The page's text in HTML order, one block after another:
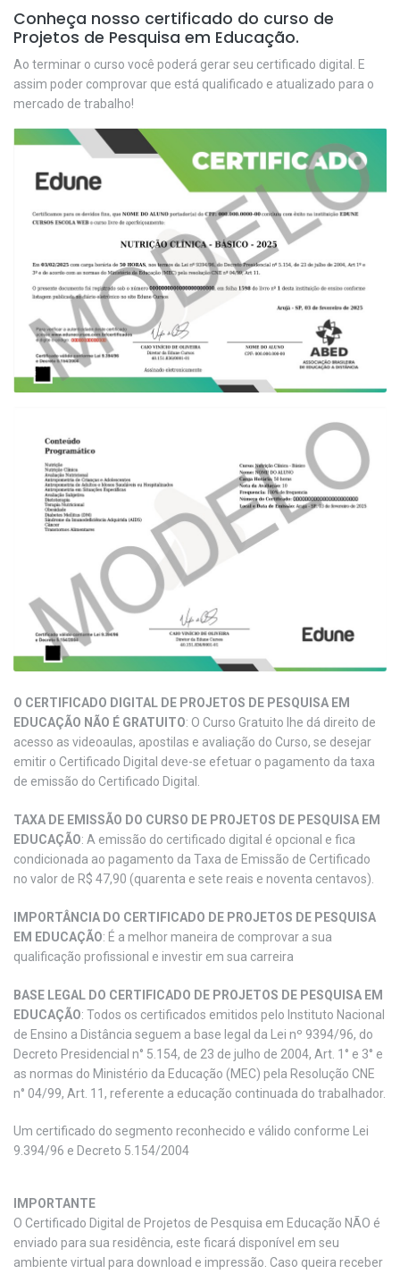
Conheça nosso certificado do curso de
Projetos de Pesquisa em Educação.
Ao terminar o curso você poderá gerar seu certificado digital. E
assim poder comprovar que está qualificado e atualizado para o
mercado de trabalho!
O CERTIFICADO DIGITAL DE PROJETOS DE PESQUISA EM
EDUCAÇÃO NÃO É GRATUITO: O Curso Gratuito lhe dá direito de
acesso as videoaulas, apostilas e avaliação do Curso, se desejar
emitir o Certificado Digital deve-se efetuar o pagamento da taxa
de emissão do Certificado Digital.
TAXA DE EMISSÃO DO CURSO DE PROJETOS DE PESQUISA EM
EDUCAÇÃO: A emissão do certificado digital é opcional e fica
condicionada ao pagamento da Taxa de Emissão de Certificado
no valor de R$ 47,90 (quarenta e sete reais e noventa centavos).
IMPORTÂNCIA DO CERTIFICADO DE PROJETOS DE PESQUISA
EM EDUCAÇÃO: É a melhor maneira de comprovar a sua
qualificação profissional e investir em sua carreira
BASE LEGAL DO CERTIFICADO DE PROJETOS DE PESQUISA EM
EDUCAÇÃO: Todos os certificados emitidos pelo Instituto Nacional
de Ensino a Distância seguem a base legal da Lei nº 9394/96, do
Decreto Presidencial n° 5.154, de 23 de julho de 2004, Art. 1° e 3° e
as normas do Ministério da Educação (MEC) pela Resolução CNE
n° 04/99, Art. 11, referente a educação continuada do trabalhador.
Um certificado do segmento reconhecido e válido conforme Lei
9.394/96 e Decreto 5.154/2004
IMPORTANTE
O Certificado Digital de Projetos de Pesquisa em Educação NÃO é
enviado para sua residência, este ficará disponível em seu
ambiente virtual para download e impressão. Caso queira receber